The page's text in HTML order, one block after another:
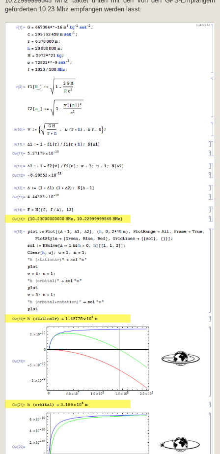
geforderten 10.23 Mhz empfangen werden lässt: